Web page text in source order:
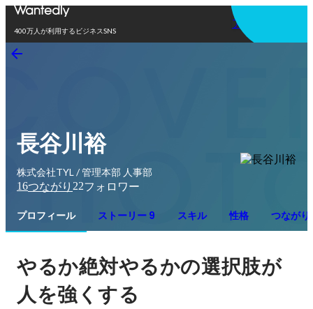
400万人が利用するビジネスSNS
アプリを使う
長谷川裕
株式会社TYL / 管理本部 人事部
16つながり 22フォロワー
プロフィール ストーリー 9 スキル 性格 つながり
やるか絶対やるかの選択肢が
人を強くする